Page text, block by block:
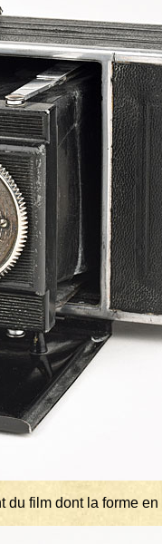
film dont la forme